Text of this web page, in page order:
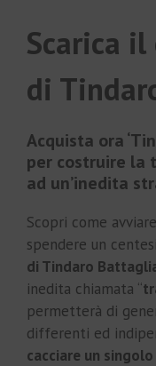
Scarica il
di
Acquista ora
per costruire la
ad un’inedita
Scopri come
spendere un
di Tindaro
inedita chiamata “
permetterà di
differenti ed
cacciare un